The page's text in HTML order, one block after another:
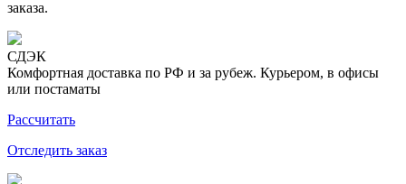
заказа.
СДЭК
Комфортная доставка по РФ и за рубеж. Курьером, в офисы
или постаматы
Рассчитать
Отследить заказ